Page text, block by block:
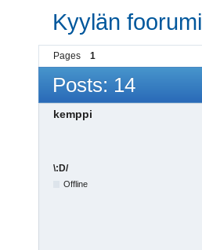
Kyylän foorumi
Pages 1
Posts: 14
kemppi
\:D/
Offline